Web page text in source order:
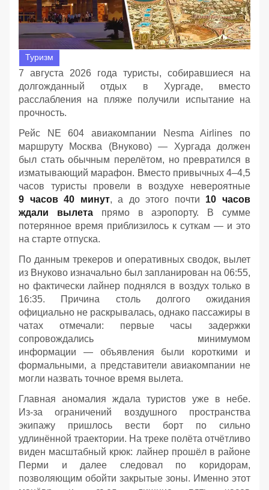
Туризм
7 августа 2026 года туристы, собиравшиеся на
долгожданный отдых в Хургаде, вместо
расслабления на пляже получили испытание на
прочность.
Рейс NE 604 авиакомпании Nesma Airlines по
маршруту Москва (Внуково) — Хургада должен
был стать обычным перелётом, но превратился в
изматывающий марафон. Вместо привычных 4–4,5
часов туристы провели в воздухе невероятные
9 часов 40 минут, а до этого почти 10 часов
ждали вылетапрямо в аэропорту. В сумме
потерянное время приблизилось к суткам — и это
на старте отпуска.
По данным трекеров и оперативных сводок, вылет
из Внуково изначально был запланирован на 06:55,
но фактически лайнер поднялся в воздух только в
16:35. Причина столь долгого ожидания
официально не раскрывалась, однако пассажиры в
чатах отмечали: первые часы задержки
сопровождались минимумом
информации — объявления были короткими и
формальными, а представители авиакомпании не
могли назвать точное время вылета.
Главная аномалия ждала туристов уже в небе.
Из‑за ограничений воздушного пространства
экипажу пришлось вести борт по сильно
удлинённой траектории. На треке полёта отчётливо
виден масштабный крюк: лайнер прошёл в районе
Перми и далее следовал по коридорам,
позволяющим обойти закрытые зоны. Именно этот